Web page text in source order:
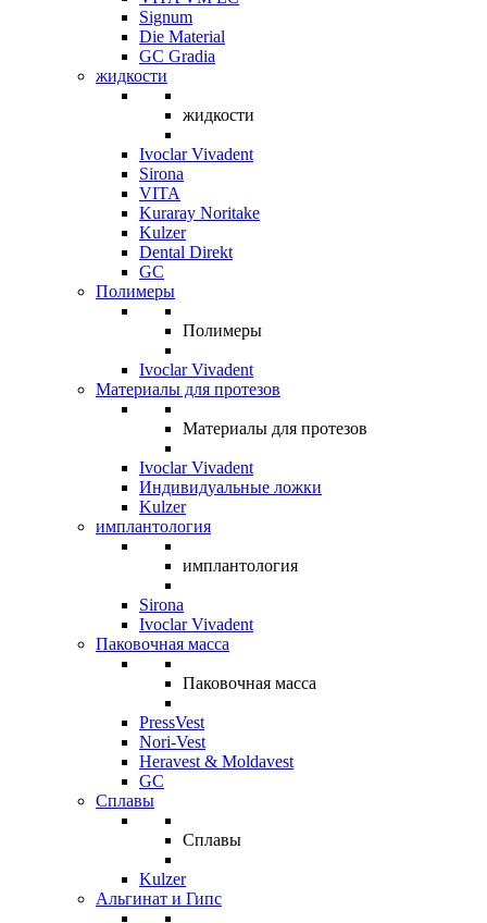
Signum
Die Material
GC Gradia
жидкости
жидкости
Ivoclar Vivadent
Sirona
VITA
Kuraray Noritake
Kulzer
Dental Direkt
GC
Полимеры
Полимеры
Ivoclar Vivadent
Материалы для протезов
Материалы для протезов
Ivoclar Vivadent
Индивидуальные ложки
Kulzer
имплантология
имплантология
Sirona
Ivoclar Vivadent
Паковочная масса
Паковочная масса
PressVest
Nori-Vest
Heravest & Moldavest
GC
Сплавы
Сплавы
Kulzer
Альгинат и Гипс